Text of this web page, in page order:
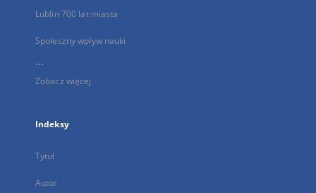
Lublin 700 lat miasta
Społeczny wpływ nauki
...
Zobacz więcej
Indeksy
Tytuł
Autor